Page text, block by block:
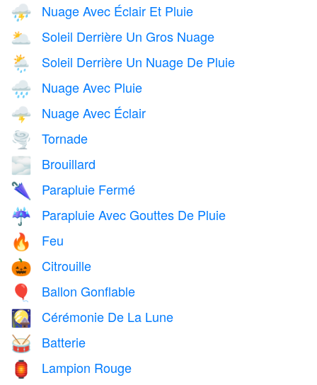
⛈️ Nuage Avec Éclair Et Pluie
🌥️ Soleil Derrière Un Gros Nuage
🌦️ Soleil Derrière Un Nuage De Pluie
🌧️ Nuage Avec Pluie
🌩️ Nuage Avec Éclair
🌪️ Tornade
🌫️ Brouillard
🌂 Parapluie Fermé
☔ Parapluie Avec Gouttes De Pluie
🔥 Feu
🎃 Citrouille
🎈 Ballon Gonflable
🎑 Cérémonie De La Lune
🥁 Batterie
🏮 Lampion Rouge